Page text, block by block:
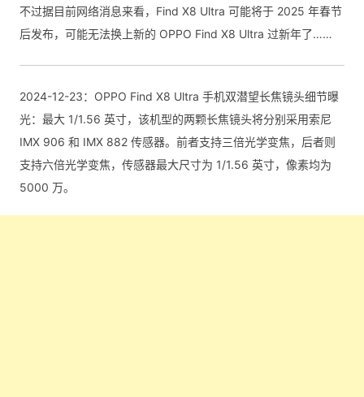
不过据目前网络消息来看，Find X8 Ultra 可能将于 2025 年春节
后发布，可能无法换上新的 OPPO Find X8 Ultra 过新年了……
2024-12-23：OPPO Find X8 Ultra 手机双潜望长焦镜头细节曝
光：最大 1/1.56 英寸，该机型的两颗长焦镜头将分别采用索尼
IMX 906 和 IMX 882 传感器。前者支持三倍光学变焦，后者则
支持六倍光学变焦，传感器最大尺寸为 1/1.56 英寸，像素均为
5000 万。